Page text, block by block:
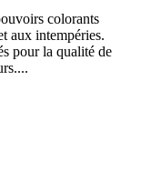
colorants
aux intempéries.
pour la qualité de